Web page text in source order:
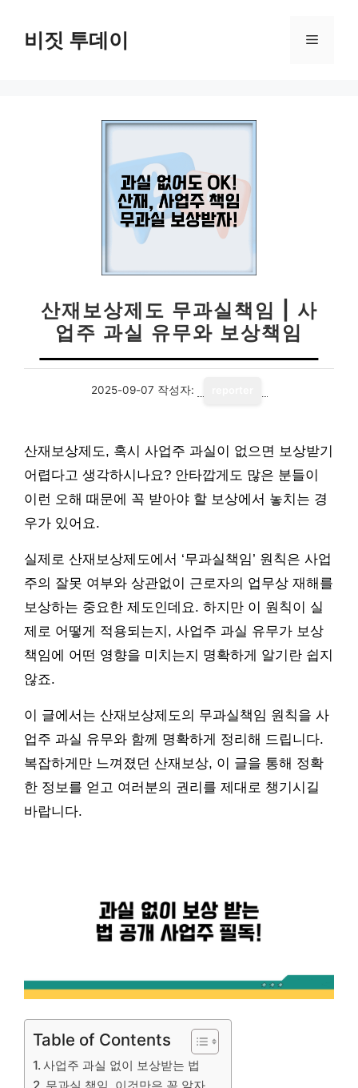
비짓 투데이 메
산재보상제도 무과실책임 | 사
업주 과실 유무와 보상책임
2025-09-07 작성자:
산재보상제도, 혹시 사업주 과실이 없으면 보상받기
어렵다고 생각하시나요? 안타깝게도 많은 분들이
이런 오해 때문에 꼭 받아야 할 보상에서 놓치는 경
우가 있어요.
실제로 산재보상제도에서 ‘무과실책임’ 원칙은 사업
주의 잘못 여부와 상관없이 근로자의 업무상 재해를
보상하는 중요한 제도인데요. 하지만 이 원칙이 실
제로 어떻게 적용되는지, 사업주 과실 유무가 보상
책임에 어떤 영향을 미치는지 명확하게 알기란 쉽지
않죠.
이 글에서는 산재보상제도의 무과실책임 원칙을 사
업주 과실 유무와 함께 명확하게 정리해 드립니다.
복잡하게만 느껴졌던 산재보상, 이 글을 통해 정확
한 정보를 얻고 여러분의 권리를 제대로 챙기시길
바랍니다.
Table of Contents
사업주 과실 없이 보상받는 법